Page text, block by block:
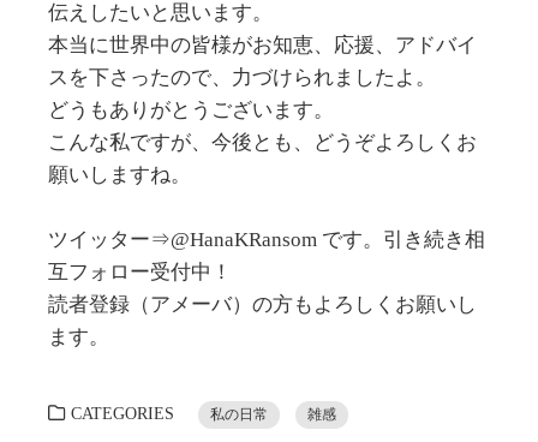
伝えしたいと思います。
本当に世界中の皆様がお知恵、応援、アドバイ
スを下さったので、力づけられましたよ。
どうもありがとうございます。
こんな私ですが、今後とも、どうぞよろしくお
願いしますね。
ツイッター⇒@HanaKRansom です。引き続き相
互フォロー受付中！
読者登録（アメーバ）の方もよろしくお願いし
ます。
CATEGORIES 私の日常 雑感